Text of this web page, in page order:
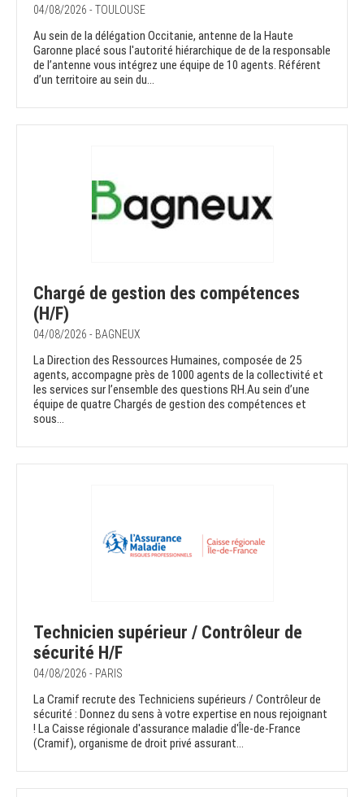
04/08/2026 - TOULOUSE
Au sein de la délégation Occitanie, antenne de la Haute
Garonne placé sous l'autorité hiérarchique de de la responsable
de l’antenne vous intégrez une équipe de 10 agents. Référent
d’un territoire au sein du...
Chargé de gestion des compétences
(H/F)
04/08/2026 - BAGNEUX
La Direction des Ressources Humaines, composée de 25
agents, accompagne près de 1000 agents de la collectivité et
les services sur l’ensemble des questions RH.Au sein d’une
équipe de quatre Chargés de gestion des compétences et
sous...
Technicien supérieur / Contrôleur de
sécurité H/F
04/08/2026 - PARIS
La Cramif recrute des Techniciens supérieurs / Contrôleur de
sécurité : Donnez du sens à votre expertise en nous rejoignant
! La Caisse régionale d'assurance maladie d'Île-de-France
(Cramif), organisme de droit privé assurant...